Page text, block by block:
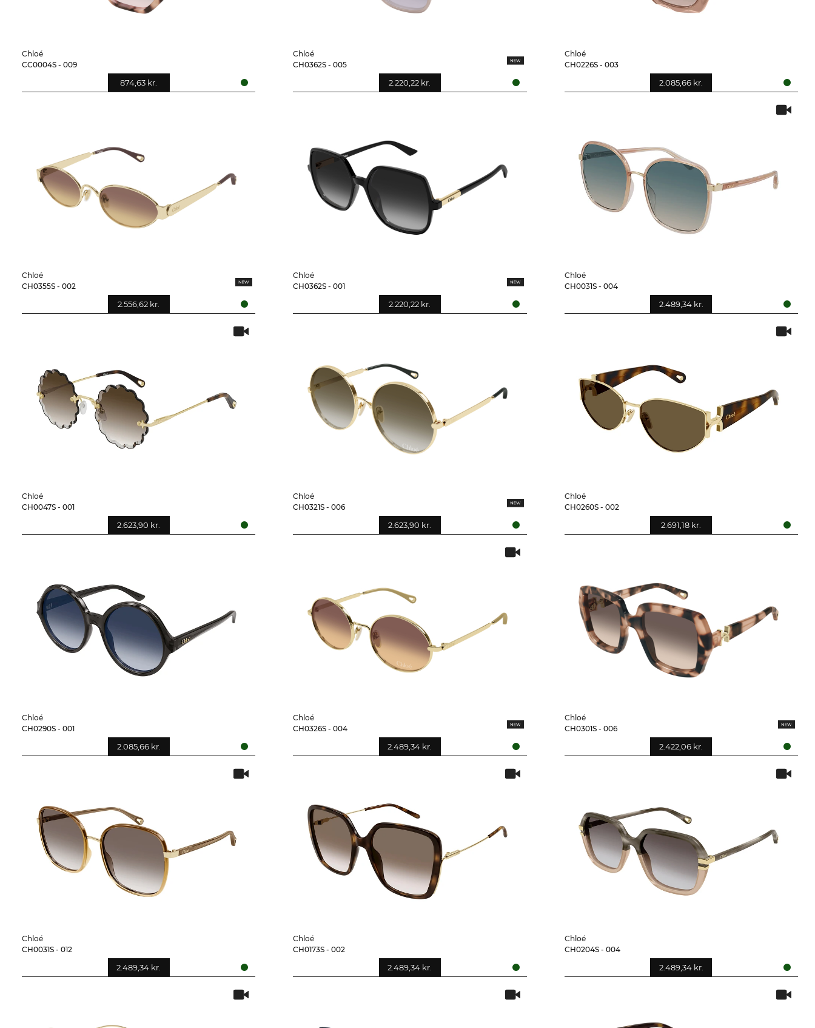
Chloé
CC0004S - 009
874,63 kr.
Chloé
CH0362S - 005
2.220,22 kr.
Chloé
CH0226S - 003
2.085,66 kr.
Chloé
CH0355S - 002
2.556,62 kr.
Chloé
CH0362S - 001
2.220,22 kr.
Chloé
CH0031S - 004
2.489,34 kr.
Chloé
CH0047S - 001
2.623,90 kr.
Chloé
CH0321S - 006
2.623,90 kr.
Chloé
CH0260S - 002
2.691,18 kr.
Chloé
CH0290S - 001
2.085,66 kr.
Chloé
CH0326S - 004
2.489,34 kr.
Chloé
CH0301S - 006
2.422,06 kr.
Chloé
CH0031S - 012
2.489,34 kr.
Chloé
CH0173S - 002
2.489,34 kr.
Chloé
CH0204S - 004
2.489,34 kr.